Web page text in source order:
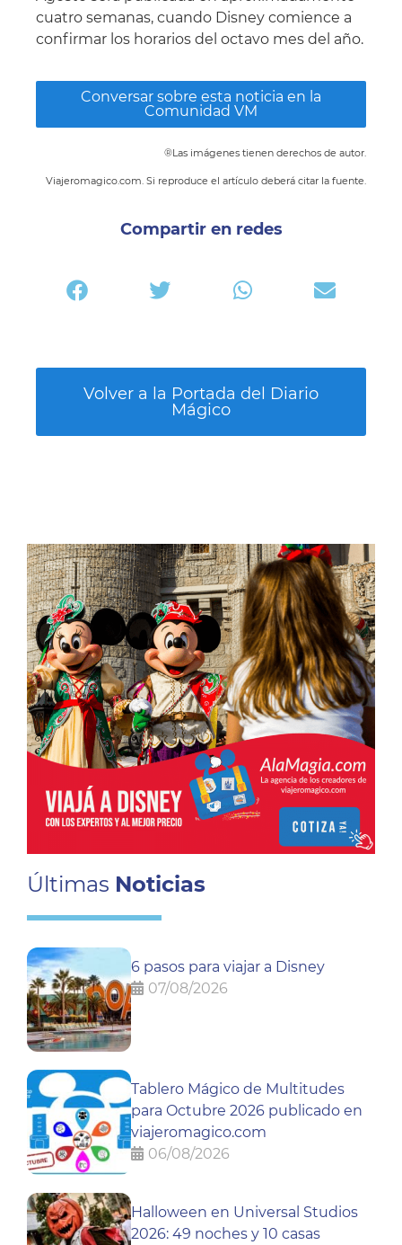
cuatro semanas, cuando Disney comience a
confirmar los horarios del octavo mes del año.
Conversar sobre esta noticia en la
Comunidad VM
®Las imágenes tienen derechos de autor.
Viajeromagico.com. Si reproduce el artículo deberá citar la fuente.
Compartir en redes
Volver a la Portada del Diario
Mágico
Últimas Noticias
6 pasos para viajar a Disney
07/08/2026
Tablero Mágico de Multitudes
para Octubre 2026 publicado en
viajeromagico.com
06/08/2026
Halloween en Universal Studios
2026: 49 noches y 10 casas